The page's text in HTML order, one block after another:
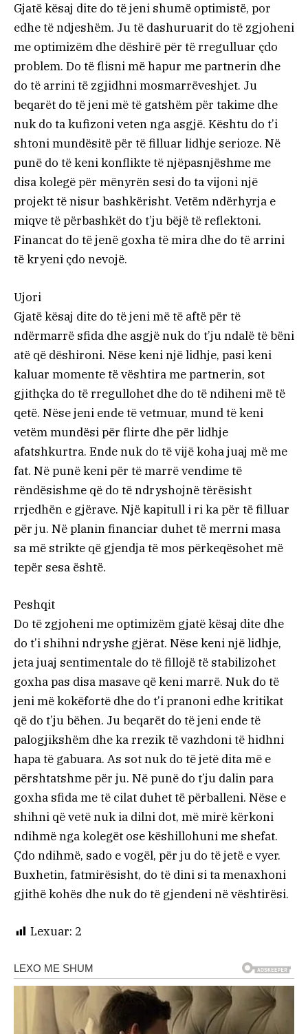
Gjatë kësaj dite do të jeni shumë optimistë, por
edhe të ndjeshëm. Ju të dashuruarit do të zgjoheni
me optimizëm dhe dëshirë për të rregulluar çdo
problem. Do të flisni më hapur me partnerin dhe
do të arrini të zgjidhni mosmarrëveshjet. Ju
beqarët do të jeni më të gatshëm për takime dhe
nuk do ta kufizoni veten nga asgjë. Kështu do t’i
shtoni mundësitë për të filluar lidhje serioze. Në
punë do të keni konflikte të njëpasnjëshme me
disa kolegë për mënyrën sesi do ta vijoni një
projekt të nisur bashkërisht. Vetëm ndërhyrja e
miqve të përbashkët do t’ju bëjë të reflektoni.
Financat do të jenë goxha të mira dhe do të arrini
të kryeni çdo nevojë.
Ujori
Gjatë kësaj dite do të jeni më të aftë për të
ndërmarrë sfida dhe asgjë nuk do t’ju ndalë të bëni
atë që dëshironi. Nëse keni një lidhje, pasi keni
kaluar momente të vështira me partnerin, sot
gjithçka do të rregullohet dhe do të ndiheni më të
qetë. Nëse jeni ende të vetmuar, mund të keni
vetëm mundësi për flirte dhe për lidhje
afatshkurtra. Ende nuk do të vijë koha juaj më me
fat. Në punë keni për të marrë vendime të
rëndësishme që do të ndryshojnë tërësisht
rrjedhën e gjërave. Një kapitull i ri ka për të filluar
për ju. Në planin financiar duhet të merrni masa
sa më strikte që gjendja të mos përkeqësohet më
tepër sesa është.
Peshqit
Do të zgjoheni me optimizëm gjatë kësaj dite dhe
do t’i shihni ndryshe gjërat. Nëse keni një lidhje,
jeta juaj sentimentale do të fillojë të stabilizohet
goxha pas disa masave që keni marrë. Nuk do të
jeni më kokëfortë dhe do t’i pranoni edhe kritikat
që do t’ju bëhen. Ju beqarët do të jeni ende të
palogjikshëm dhe ka rrezik të vazhdoni të hidhni
hapa të gabuara. As sot nuk do të jetë dita më e
përshtatshme për ju. Në punë do t’ju dalin para
goxha sfida me të cilat duhet të përballeni. Nëse e
shihni që vetë nuk ia dilni dot, më mirë kërkoni
ndihmë nga kolegët ose këshillohuni me shefat.
Çdo ndihmë, sado e vogël, për ju do të jetë e vyer.
Buxhetin, fatmirësisht, do të dini si ta menaxhoni
gjithë kohës dhe nuk do të gjendeni në vështirësi.
Lexuar: 2